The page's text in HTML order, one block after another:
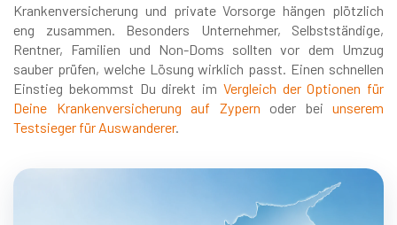
Krankenversicherung und private Vorsorge hängen plötzlich
eng zusammen. Besonders Unternehmer, Selbstständige,
Rentner, Familien und Non-Doms sollten vor dem Umzug
sauber prüfen, welche Lösung wirklich passt. Einen schnellen
Einstieg bekommst Du direkt im Vergleich der Optionen für
Deine Krankenversicherung auf Zypern oder bei unserem
Testsieger für Auswanderer.